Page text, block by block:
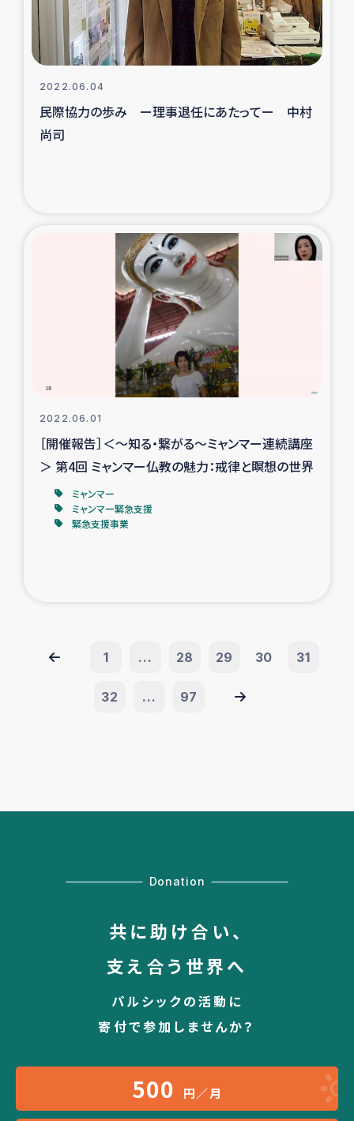
2022.06.04
民際協力の歩み ー理事退任にあたってー 中村
尚司
2022.06.01
［開催報告］＜～知る・繋がる～ミャンマー連続講座
＞ 第4回 ミャンマー仏教の魅力：戒律と瞑想の世界
ミャンマー
ミャンマー緊急支援
緊急支援事業
1 ... 28 29 30 31
32 ... 97
Donation
共に助け合い、
支え合う世界へ
パルシックの活動に
寄付で参加しませんか？
500 円／月